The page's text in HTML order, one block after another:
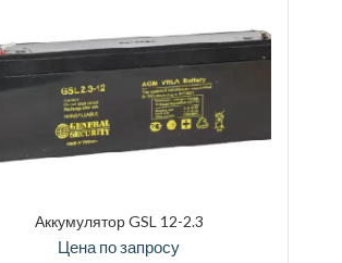
Аккумулятор GSL 12-2.3
Цена по запросу